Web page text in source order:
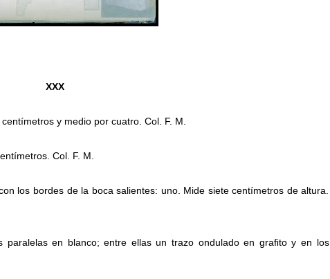
XXX
y medio por cuatro. Col. F. M.
Col. F. M.
los bordes de la boca salientes: uno. Mide siete centímetros de altura.
paralelas en blanco; entre ellas un trazo ondulado en graﬁto y en los